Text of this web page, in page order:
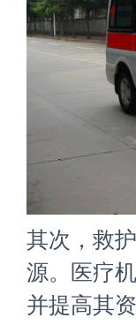
其次，救
源。医疗
并提高其